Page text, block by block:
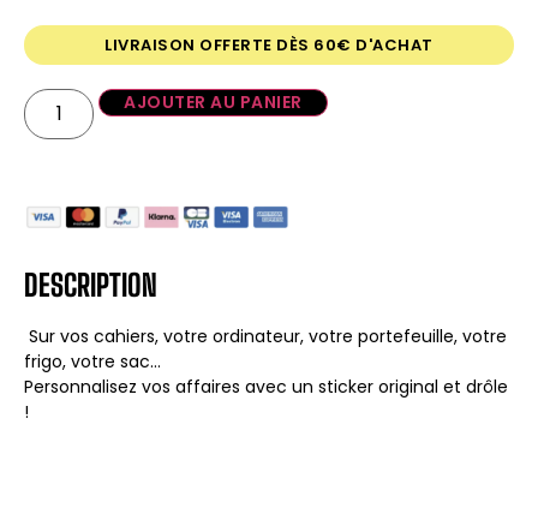
LIVRAISON OFFERTE DÈS 60€ D'ACHAT
AJOUTER AU PANIER
DESCRIPTION
Sur vos cahiers, votre ordinateur, votre portefeuille, votre
frigo, votre sac…
Personnalisez vos affaires avec un sticker original et drôle
!